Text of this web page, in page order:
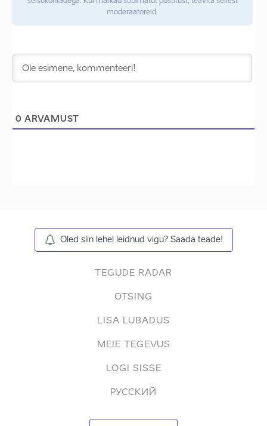
moderaatoreid.
0 ARVAMUST
Oled siin lehel leidnud vigu? Saada teade!
TEGUDE RADAR
OTSING
LISA LUBADUS
MEIE TEGEVUS
LOGI SISSE
РУССКИЙ